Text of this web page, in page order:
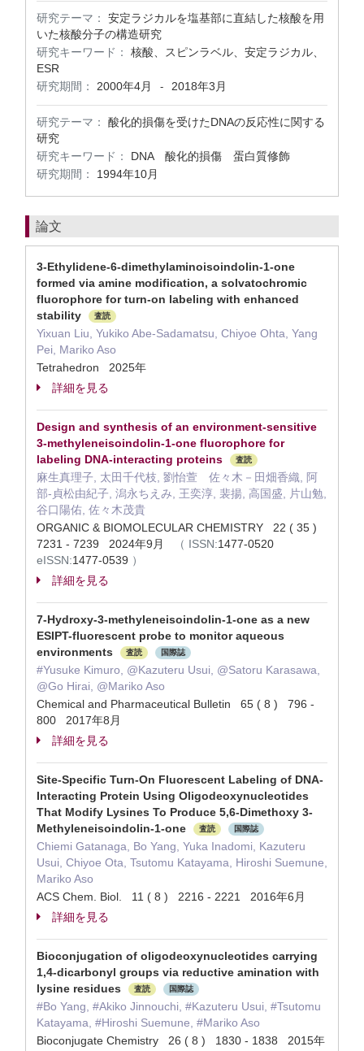
研究テーマ：
安定ラジカルを塩基部に直結した核酸を用
いた核酸分子の構造研究
研究キーワード：
核酸、スピンラベル、安定ラジカル、
ESR
研究期間：
2000年4月 - 2018年3月
研究テーマ：
酸化的損傷を受けたDNAの反応性に関する
研究
研究キーワード：
DNA 酸化的損傷 蛋白質修飾
研究期間：
1994年10月
論文
3-Ethylidene-6-dimethylaminoisoindolin-1-one
formed via amine modification, a solvatochromic
fluorophore for turn-on labeling with enhanced
stability
査読
Yixuan Liu, Yukiko Abe-Sadamatsu, Chiyoe Ohta, Yang
Pei, Mariko Aso
Tetrahedron 2025年
詳細を見る
Design and synthesis of an environment-sensitive
3-methyleneisoindolin-1-one fluorophore for
labeling DNA-interacting proteins
査読
麻生真理子, 太田千代枝, 劉怡萱 佐々木－田畑香織, 阿
部-貞松由紀子, 潟永ちえみ, 王奕淳, 裴揚, 高国盛, 片山勉,
谷口陽佑, 佐々木茂貴
ORGANIC & BIOMOLECULAR CHEMISTRY 22 ( 35 )
7231 - 7239 2024年9月
（ ISSN:1477-0520
eISSN:1477-0539 ）
詳細を見る
7-Hydroxy-3-methyleneisoindolin-1-one as a new
ESIPT-fluorescent probe to monitor aqueous
environments
査読 国際誌
#Yusuke Kimuro, @Kazuteru Usui, @Satoru Karasawa,
@Go Hirai, @Mariko Aso
Chemical and Pharmaceutical Bulletin 65 ( 8 ) 796 -
800 2017年8月
詳細を見る
Site-Specific Turn-On Fluorescent Labeling of DNA-
Interacting Protein Using Oligodeoxynucleotides
That Modify Lysines To Produce 5,6-Dimethoxy 3-
Methyleneisoindolin-1-one
査読 国際誌
Chiemi Gatanaga, Bo Yang, Yuka Inadomi, Kazuteru
Usui, Chiyoe Ota, Tsutomu Katayama, Hiroshi Suemune,
Mariko Aso
ACS Chem. Biol. 11 ( 8 ) 2216 - 2221 2016年6月
詳細を見る
Bioconjugation of oligodeoxynucleotides carrying
1,4-dicarbonyl groups via reductive amination with
lysine residues
査読 国際誌
#Bo Yang, #Akiko Jinnouchi, #Kazuteru Usui, #Tsutomu
Katayama, #Hiroshi Suemune, #Mariko Aso
Bioconjugate Chemistry 26 ( 8 ) 1830 - 1838 2015年